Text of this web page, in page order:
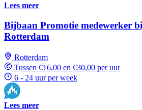
Lees meer
Bijbaan Promotie medewerker
Rotterdam
Rotterdam
Tussen €16,00 en €30,00 per uur
6 - 24 uur per week
Lees meer